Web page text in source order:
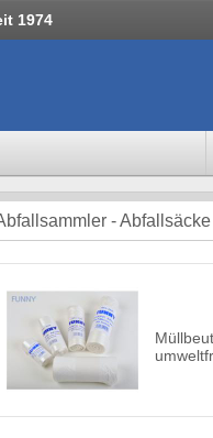
1974
- Abfallsäcke